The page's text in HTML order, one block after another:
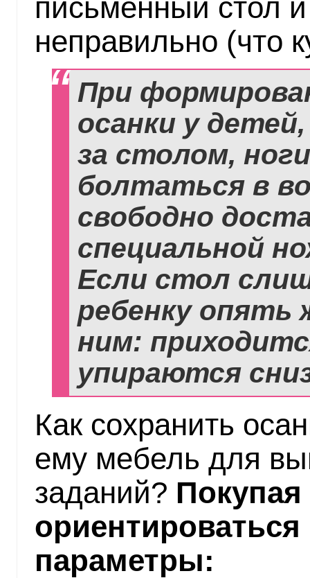
письменный стол
неправильно (что
При
осанки у
за столом,
болтаться в
свободно
специальной
Если стол
ребенку опять
ним:
упираются
Как сохранить
ему мебель для
заданий? Покупая
параметры: